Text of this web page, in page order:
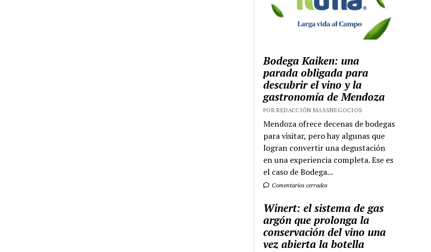
Bodega Kaiken: una
parada obligada para
descubrir el vino y la
gastronomía de Mendoza
POR REDACCIÓN MASSNEGOCIOS
Mendoza ofrece decenas de bodegas
para visitar, pero hay algunas que
logran convertir una degustación
en una experiencia completa. Ese es
el caso de Bodega...
Comentarios cerrados
Winert: el sistema de gas
argón que prolonga la
conservación del vino una
vez abierta la botella